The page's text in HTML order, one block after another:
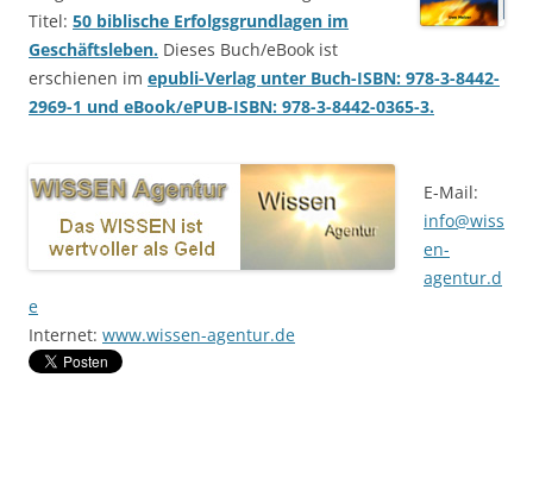
Titel: 50 biblische Erfolgsgrundlagen im
Geschäftsleben. Dieses Buch/eBook ist
erschienen im epubli-Verlag unter Buch-ISBN: 978-3-8442-
2969-1 und eBook/ePUB-ISBN: 978-3-8442-0365-3.
E-Mail:
info@wiss
en-
agentur.d
e
Internet: www.wissen-agentur.de